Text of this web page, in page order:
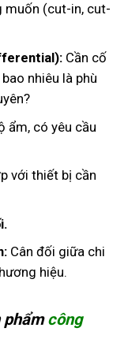
muốn (cut-in, cut-
Cần cố
nhiêu là phù
ẩm, có yêu cầu
với thiết bị cần
Cân đối giữa chi
hiệu.
phẩmcông